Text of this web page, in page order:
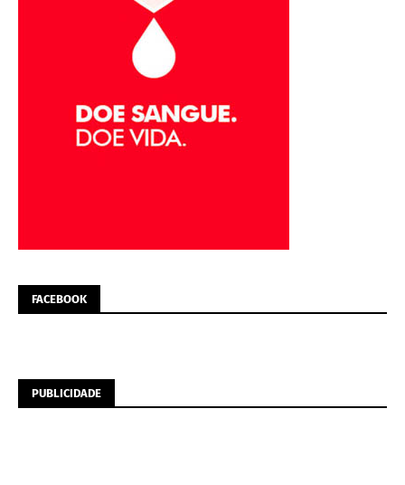
FACEBOOK
PUBLICIDADE